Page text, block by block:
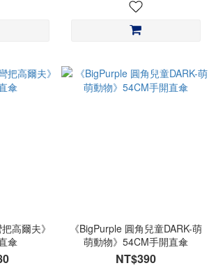
高爾夫》
傘
《BigPurple 圓角兒童DARK-萌
萌動物》54CM手開直傘
NT$390